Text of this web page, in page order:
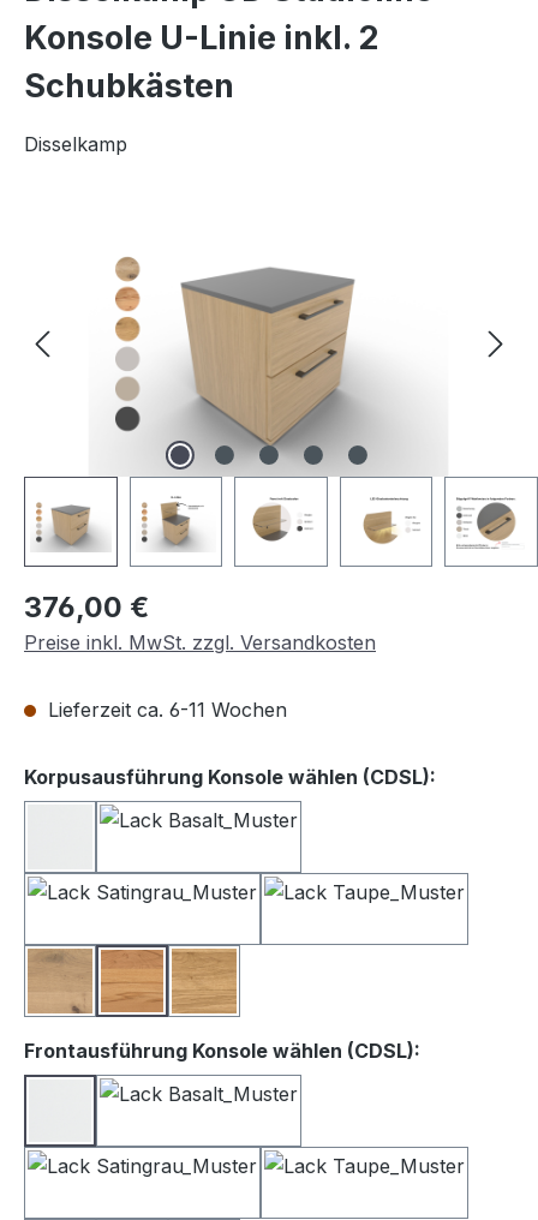
Konsole U-Linie inkl. 2
Schubkästen
Disselkamp
Regulärer Preis:
376,00 €
Preise inkl. MwSt. zzgl. Versandkosten
Lieferzeit ca. 6-11 Wochen
Korpusausführung Konsole wählen (CDSL):
BalkeneicheKernbucheWildeiche
Frontausführung Konsole wählen (CDSL):